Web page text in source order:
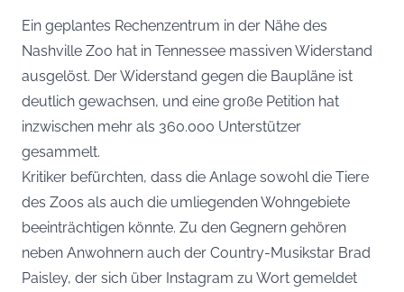
Ein geplantes Rechenzentrum in der Nähe des
Nashville Zoo hat in Tennessee massiven Widerstand
ausgelöst. Der Widerstand gegen die Baupläne ist
deutlich gewachsen, und eine große Petition hat
inzwischen mehr als 360.000 Unterstützer
gesammelt.
Kritiker befürchten, dass die Anlage sowohl die Tiere
des Zoos als auch die umliegenden Wohngebiete
beeinträchtigen könnte. Zu den Gegnern gehören
neben Anwohnern auch der Country-Musikstar Brad
Paisley, der sich über Instagram zu Wort gemeldet